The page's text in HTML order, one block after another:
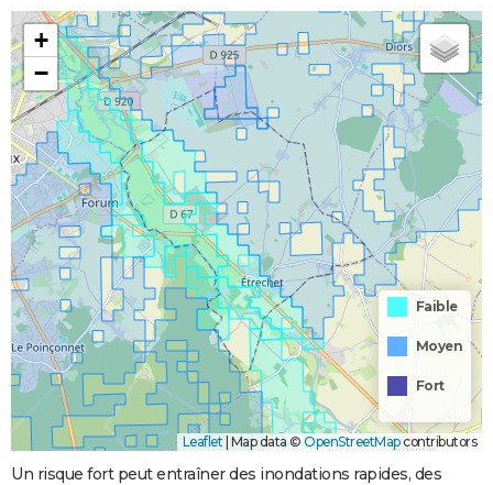
+
−
Faible
Moyen
Fort
Leaflet | Map data © OpenStreetMapcontributors
Un risque fort peut entraîner des inondations rapides, des